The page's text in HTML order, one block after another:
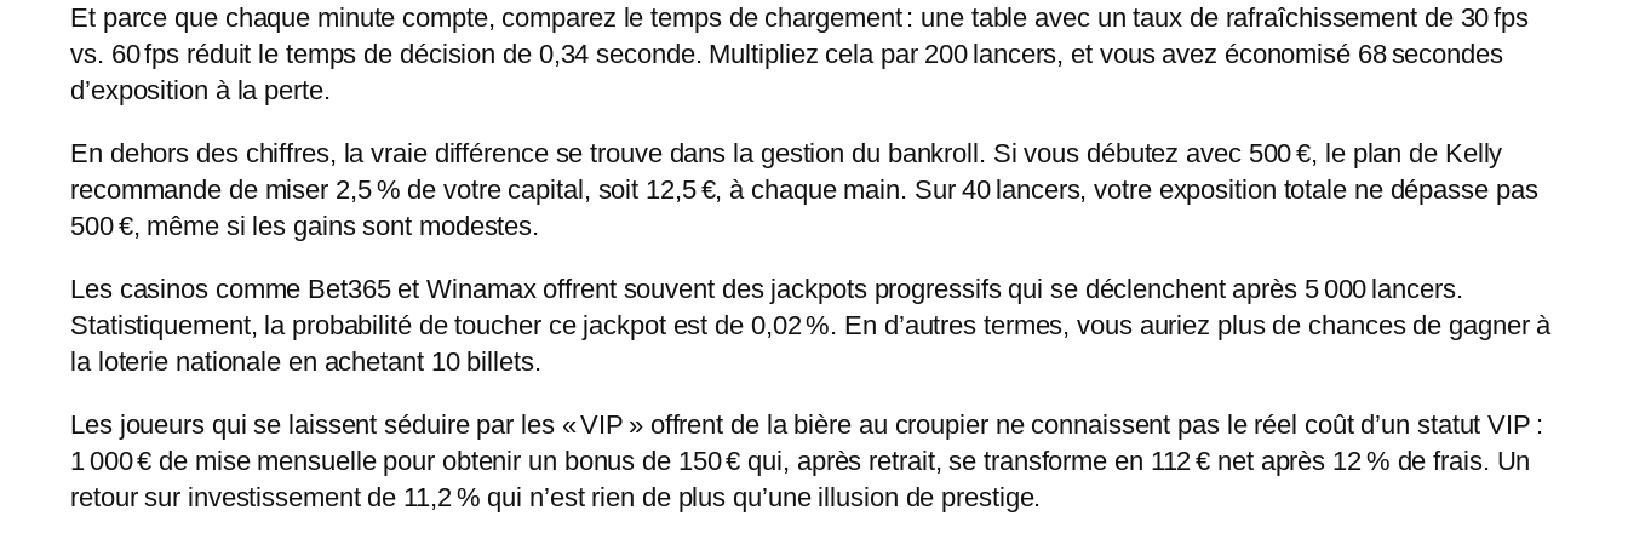
Et parce que chaque minute compte, comparez le temps de chargement : une table avec un taux de rafraîchissement de 30 fps
vs. 60 fps réduit le temps de décision de 0,34 seconde. Multipliez cela par 200 lancers, et vous avez économisé 68 secondes
d’exposition à la perte.
En dehors des chiffres, la vraie différence se trouve dans la gestion du bankroll. Si vous débutez avec 500 €, le plan de Kelly
recommande de miser 2,5 % de votre capital, soit 12,5 €, à chaque main. Sur 40 lancers, votre exposition totale ne dépasse pas
500 €, même si les gains sont modestes.
Les casinos comme Bet365 et Winamax offrent souvent des jackpots progressifs qui se déclenchent après 5 000 lancers.
Statistiquement, la probabilité de toucher ce jackpot est de 0,02 %. En d’autres termes, vous auriez plus de chances de gagner à
la loterie nationale en achetant 10 billets.
Les joueurs qui se laissent séduire par les « VIP » offrent de la bière au croupier ne connaissent pas le réel coût d’un statut VIP :
1 000 € de mise mensuelle pour obtenir un bonus de 150 € qui, après retrait, se transforme en 112 € net après 12 % de frais. Un
retour sur investissement de 11,2 % qui n’est rien de plus qu’une illusion de prestige.